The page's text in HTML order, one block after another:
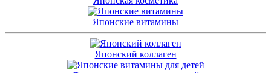
Японские витамины
Японский коллаген